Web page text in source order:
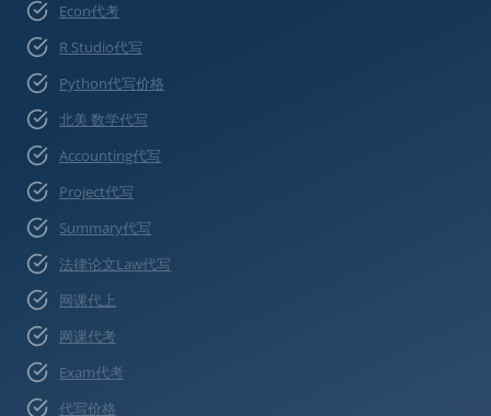
Econ代考
R Studio代写
Python代写价格
北美 数学代写
Accounting代写
Project代写
Summary代写
法律论文Law代写
网课代上
网课代考
Exam代考
代写价格